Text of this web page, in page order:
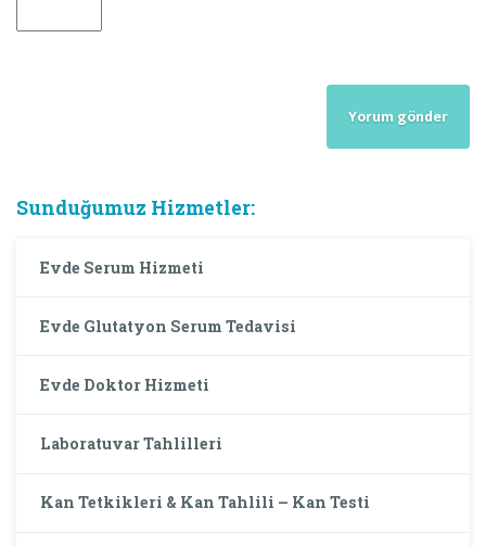
Sunduğumuz Hizmetler:
Evde Serum Hizmeti
Evde Glutatyon Serum Tedavisi
Evde Doktor Hizmeti
Laboratuvar Tahlilleri
Kan Tetkikleri & Kan Tahlili – Kan Testi